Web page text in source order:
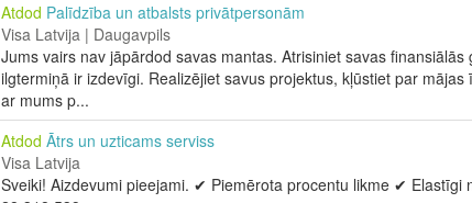
Atdod Palīdzība un atbalsts privātpersonām
Visa Latvija | Daugavpils
Jums vairs nav jāpārdod savas mantas. Atrisiniet savas
ilgtermiņā ir izdevīgi. Realizējiet savus projektus, kļūstiet par
ar mums p...
Atdod Ātrs un uzticams serviss
Visa Latvija
Sveiki! Aizdevumi pieejami. ✔ Piemērota procentu likme ✔ Elastīgi